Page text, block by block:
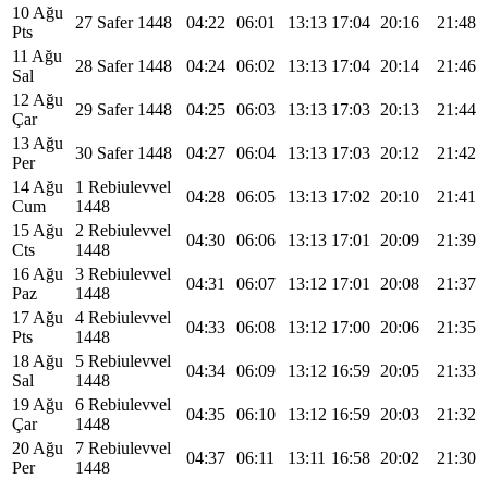
10 Ağu
Pts
27 Safer 1448 04:22 06:01 13:13 17:04 20:16
21:48
11 Ağu
Sal
28 Safer 1448 04:24 06:02 13:13 17:04 20:14
21:46
12 Ağu
Çar
29 Safer 1448 04:25 06:03 13:13 17:03 20:13
21:44
13 Ağu
Per
30 Safer 1448 04:27 06:04 13:13 17:03 20:12
21:42
14 Ağu
Cum
1 Rebiulevvel
1448
04:28 06:05 13:13 17:02 20:10
21:41
15 Ağu
Cts
2 Rebiulevvel
1448
04:30 06:06 13:13 17:01 20:09
21:39
16 Ağu
Paz
3 Rebiulevvel
1448
04:31 06:07 13:12 17:01 20:08
21:37
17 Ağu
Pts
4 Rebiulevvel
1448
04:33 06:08 13:12 17:00 20:06
21:35
18 Ağu
Sal
5 Rebiulevvel
1448
04:34 06:09 13:12 16:59 20:05
21:33
19 Ağu
Çar
6 Rebiulevvel
1448
04:35 06:10 13:12 16:59 20:03
21:32
20 Ağu
Per
7 Rebiulevvel
1448
04:37 06:11 13:11 16:58 20:02
21:30